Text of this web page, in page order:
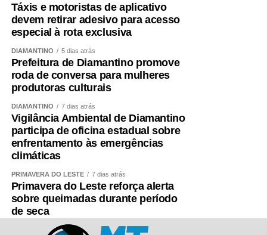
Táxis e motoristas de aplicativo
devem retirar adesivo para acesso
especial à rota exclusiva
DIAMANTINO 5 dias atrás
Prefeitura de Diamantino promove
roda de conversa para mulheres
produtoras culturais
DIAMANTINO 7 dias atrás
Vigilância Ambiental de Diamantino
participa de oficina estadual sobre
enfrentamento às emergências
climáticas
PRIMAVERA DO LESTE 7 dias atrás
Primavera do Leste reforça alerta
sobre queimadas durante período
de seca